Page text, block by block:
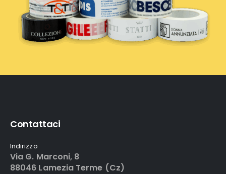
Contattaci
Indirizzo
Via G. Marconi, 8
88046 Lamezia Terme (Cz)